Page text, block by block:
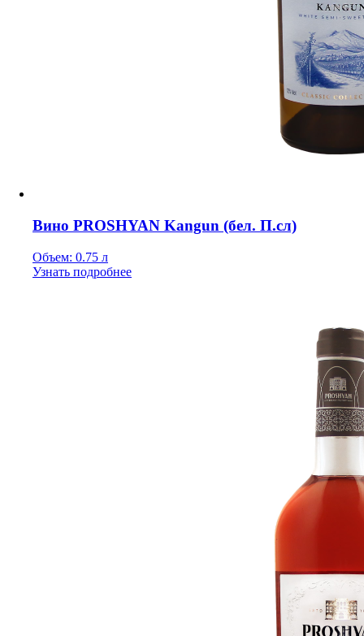
Вино PROSHYAN Kangun (бел. П.сл)
Объем: 0.75 л
Узнать подробнее